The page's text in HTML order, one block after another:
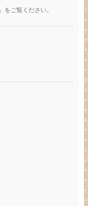
」をご覧ください。